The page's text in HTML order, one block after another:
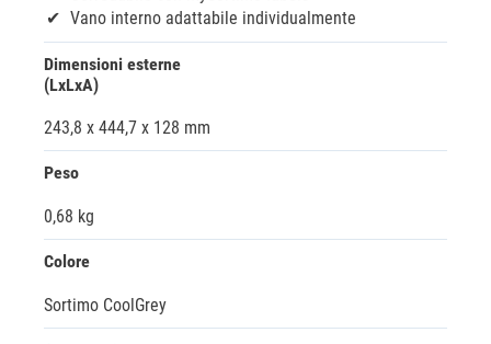
Vano interno adattabile individualmente
Dimensioni esterne
(LxLxA)
243,8 x 444,7 x 128 mm
Peso
0,68 kg
Colore
Sortimo CoolGrey